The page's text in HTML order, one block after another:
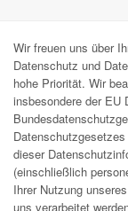
Wir freuen uns über
Datenschutz und
hohe Priorität. Wir
insbesondere der EU
dieser
(einschließlich
Ihrer Nutzung
uns verarbeitet